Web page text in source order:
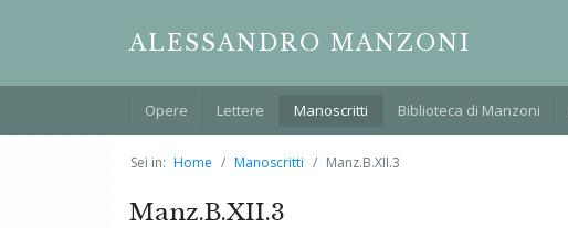
ALESSANDRO MANZONI
Opere Lettere Manoscritti Biblioteca di Manzoni
Sei in: Home Manoscritti Manz.B.XII.3
Manz.B.XII.3